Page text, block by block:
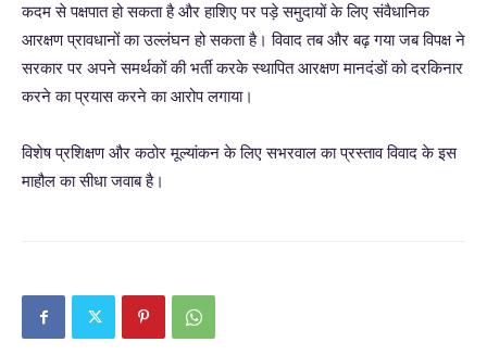
कदम से पक्षपात हो सकता है और हाशिए पर पड़े समुदायों के लिए संवैधानिक
आरक्षण प्रावधानों का उल्लंघन हो सकता है। विवाद तब और बढ़ गया जब विपक्ष ने
सरकार पर अपने समर्थकों की भर्ती करके स्थापित आरक्षण मानदंडों को दरकिनार
करने का प्रयास करने का आरोप लगाया।
विशेष प्रशिक्षण और कठोर मूल्यांकन के लिए सभरवाल का प्रस्ताव विवाद के इस
माहौल का सीधा जवाब है।